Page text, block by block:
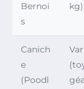
Bernoi
s
kg)
Canich
e
(Poodl